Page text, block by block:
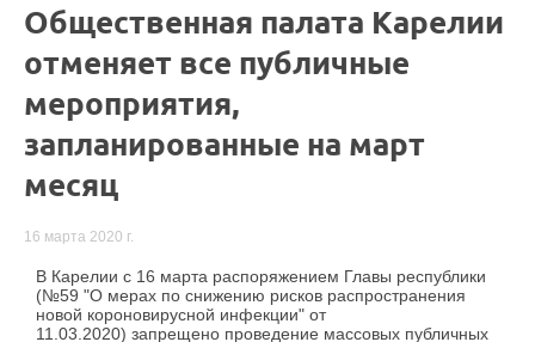
Общественная палата Карелии
отменяет все публичные
мероприятия,
запланированные на март
месяц
16 марта 2020 г.
В Карелии с 16 марта распоряжением Главы республики
(№59 "О мерах по снижению рисков распространения
новой короновирусной инфекции" от
11.03.2020) запрещено проведение массовых публичных